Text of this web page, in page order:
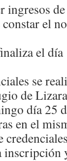
ingresos
el
el
se
de
día 25
en el
inscripción